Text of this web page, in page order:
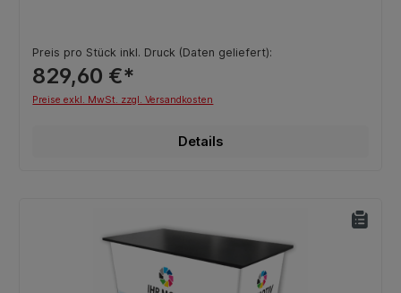
Preis pro Stück inkl. Druck (Daten geliefert):
829,60 €*
Preise exkl. MwSt. zzgl. Versandkosten
Details